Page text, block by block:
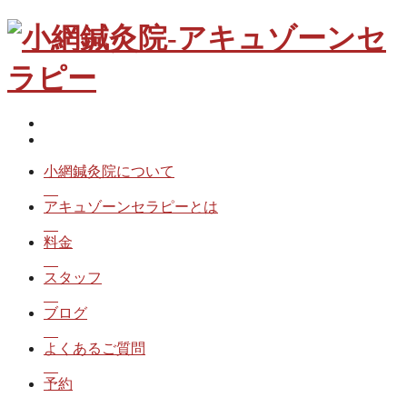
小網鍼灸院について
アキュゾーンセラピーとは
料金
スタッフ
ブログ
よくあるご質問
予約